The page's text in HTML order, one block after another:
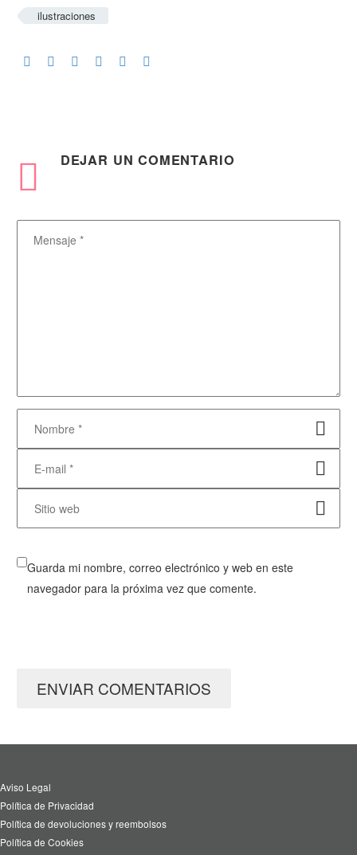
ilustraciones
DEJAR UN COMENTARIO
Guarda mi nombre, correo electrónico y web en este
navegador para la próxima vez que comente.
ENVIAR COMENTARIOS
Aviso Legal
Política de Privacidad
Política de devoluciones y reembolsos
Política de Cookies